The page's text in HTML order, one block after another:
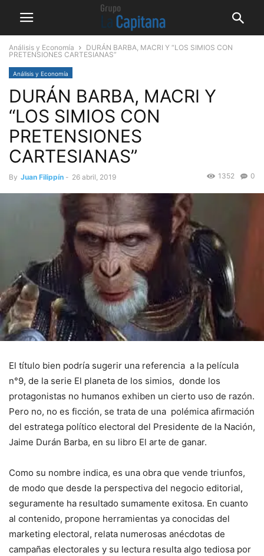
Análisis y Economía
DURÁN BARBA, MACRI Y “LOS SIMIOS CON
PRETENSIONES CARTESIANAS”
Análisis y Economía
DURÁN BARBA, MACRI Y
“LOS SIMIOS CON
PRETENSIONES
CARTESIANAS”
By Juan Filippín - 26 abril, 2019 0
1352
El título bien podría sugerir una referencia a la película
n°9, de la serie El planeta de los simios, donde los
protagonistas no humanos exhiben un cierto uso de razón.
Pero no, no es ficción, se trata de una polémica afirmación
del estratega político electoral del Presidente de la Nación,
Jaime Durán Barba, en su libro El arte de ganar.
Como su nombre indica, es una obra que vende triunfos,
de modo que desde la perspectiva del negocio editorial,
seguramente ha resultado sumamente exitosa. En cuanto
al contenido, propone herramientas ya conocidas del
marketing electoral, relata numerosas anécdotas de
campañas electorales y su lectura resulta algo tediosa por